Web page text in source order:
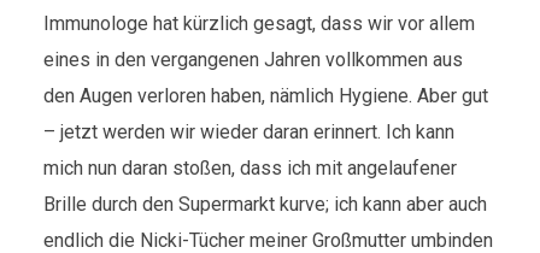
Immunologe hat kürzlich gesagt, dass wir vor allem
eines in den vergangenen Jahren vollkommen aus
den Augen verloren haben, nämlich Hygiene. Aber gut
– jetzt werden wir wieder daran erinnert. Ich kann
mich nun daran stoßen, dass ich mit angelaufener
Brille durch den Supermarkt kurve; ich kann aber auch
endlich die Nicki-Tücher meiner Großmutter umbinden